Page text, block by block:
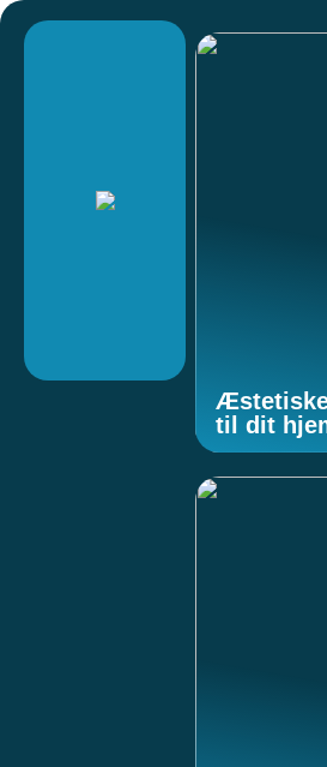
til dit